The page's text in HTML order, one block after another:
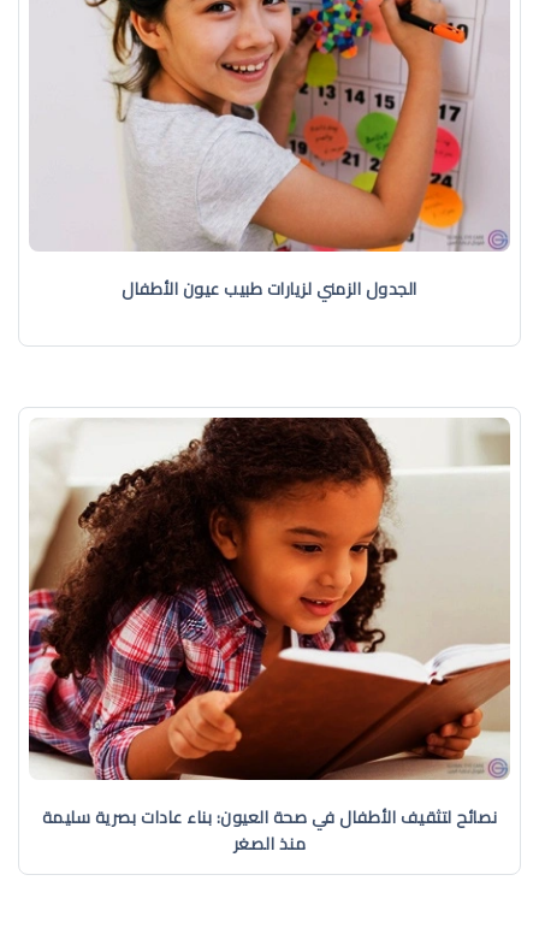
الجدول الزمني لزيارات طبيب عيون الأطفال
نصائح لتثقيف الأطفال في صحة العيون: بناء عادات بصرية سليمة
منذ الصغر